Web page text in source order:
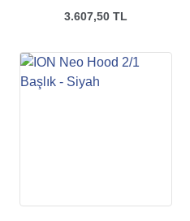
3.607,50 TL